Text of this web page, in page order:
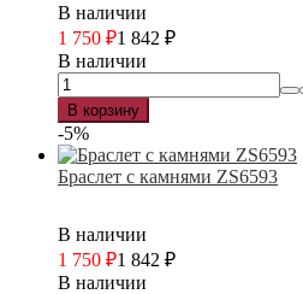
В наличии
1 750 ₽1 842 ₽
В наличии
В корзину
-5%
Браслет с камнями ZS6593
В наличии
1 750 ₽1 842 ₽
В наличии